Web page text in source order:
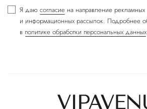
Я даю согласие на направление рекламных
и информационных рассылок. Подробнее
в политике обработки персональных данных